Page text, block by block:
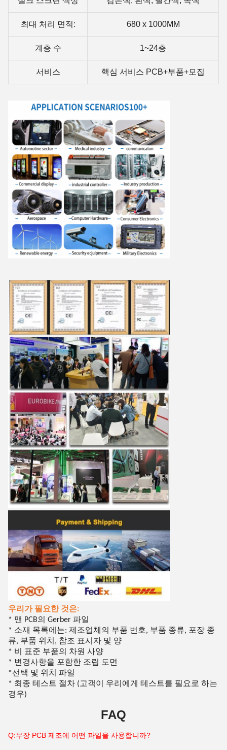
최대 처리 면적: 680 x 1000MM
계층 수 1~24층
서비스 핵심 서비스 PCB+부품+모집
우리가 필요한 것은:
* 맨 PCB의 Gerber 파일
* 소재 목록에는: 제조업체의 부품 번호, 부품 종류, 포장 종
류, 부품 위치, 참조 표시자 및 양
* 비 표준 부품의 차원 사양
* 변경사항을 포함한 조립 도면
*선택 및 위치 파일
* 최종 테스트 절차 (고객이 우리에게 테스트를 필요로 하는
경우)
FAQ
Q:무장 PCB 제조에 어떤 파일을 사용합니까?